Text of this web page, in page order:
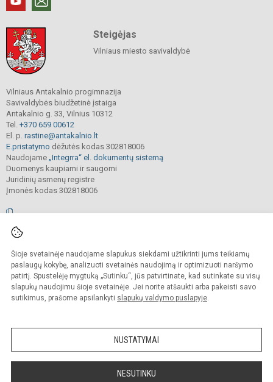
Šioje svetainėje naudojame slapukus siekdami užtikrinti jums teikiamų
paslaugų kokybę, analizuoti svetainės naudojimą ir optimizuoti naršymo
patirtį. Spustelėję mygtuką „Sutinku“, jūs patvirtinate, kad sutinkate su visų
slapukų naudojimu šioje svetainėje. Jei norite atšaukti arba pakeisti savo
sutikimus, prašome apsilankyti slapukų valdymo puslapyje.
NUSTATYMAI
NESUTINKU
Steigėjas
Vilniaus miesto savivaldybė
Vilniaus Antakalnio progimnazija
Savivaldybės biudžetinė įstaiga
Antakalnio g. 33, Vilnius 10312
Tel. +370 659 00612
El. p. rastine@antakalnio.lt
E.pristatymo dėžutės kodas 302818006
Naudojame „Integrra“ el. dokumentų sistemą
Duomenys kaupiami ir saugomi
Juridinių asmenų registre
Įmonės kodas 302818006
Kopijuoti, cituoti ar kitaip atvaizduoti internetinės svetainės turinį be raštiško
mokyklos vadovų sutikimo yra draudžiama.
Prieinamumo paraiška Slapukų valdymas
Sumanus būdas atnaujinti